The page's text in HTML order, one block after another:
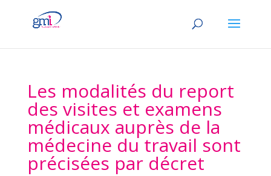
Les modalités du report
des visites et examens
médicaux auprès de la
médecine du travail sont
précisées par décret